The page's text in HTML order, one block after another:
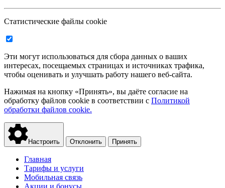
Статистические файлы cookie
Эти могут использоваться для сбора данных о ваших
интересах, посещаемых страницах и источниках трафика,
чтобы оценивать и улучшать работу нашего веб-сайта.
Нажимая на кнопку «Принять», вы даёте согласие на
обработку файлов cookie в соответствии с Политикой
обработки файлов cookie.
Настроить Отклонить Принять
Главная
Тарифы и услуги
Мобильная связь
Акции и бонусы